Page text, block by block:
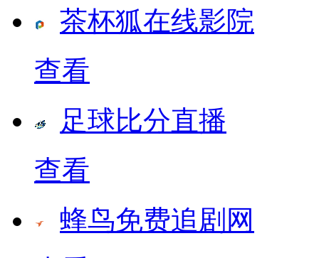
茶杯狐在线影院
查看
足球比分直播
查看
蜂鸟免费追剧网